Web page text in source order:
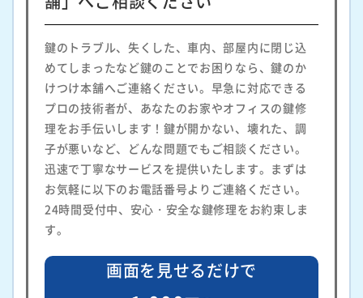
鍵のトラブル、失くした、車内、部屋内に閉じ込
めてしまったなど鍵のことでお困りなら、鍵のか
けつけ本舗へご連絡ください。早急に対応できる
プロの技術者が、あなたのお家やオフィスの鍵修
理をお手伝いします！鍵が開かない、壊れた、調
子が悪いなど、どんな問題でもご相談ください。
迅速で丁寧なサービスを提供いたします。まずは
お気軽に以下のお電話番号よりご連絡ください。
24時間受付中、安心・安全な鍵修理をお約束しま
す。
画面を見せるだけで